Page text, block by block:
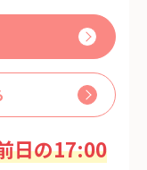
日の17:00